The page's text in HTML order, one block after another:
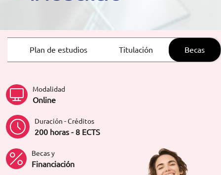
Plan de estudios Titulación Becas
Modalidad
Online
Duración - Créditos
200 horas - 8 ECTS
Becas y
Financiación